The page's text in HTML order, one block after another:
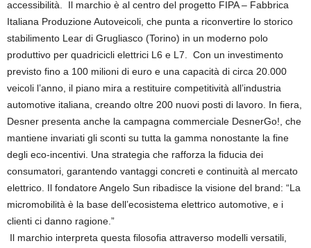
accessibilità. Il marchio è al centro del progetto FIPA – Fabbrica
Italiana Produzione Autoveicoli, che punta a riconvertire lo storico
stabilimento Lear di Grugliasco (Torino) in un moderno polo
produttivo per quadricicli elettrici L6 e L7. Con un investimento
previsto fino a 100 milioni di euro e una capacità di circa 20.000
veicoli l’anno, il piano mira a restituire competitività all’industria
automotive italiana, creando oltre 200 nuovi posti di lavoro. In fiera,
Desner presenta anche la campagna commerciale DesnerGo!, che
mantiene invariati gli sconti su tutta la gamma nonostante la fine
degli eco-incentivi. Una strategia che rafforza la fiducia dei
consumatori, garantendo vantaggi concreti e continuità al mercato
elettrico. Il fondatore Angelo Sun ribadisce la visione del brand: “La
micromobilità è la base dell’ecosistema elettrico automotive, e i
clienti ci danno ragione.”
Il marchio interpreta questa filosofia attraverso modelli versatili,